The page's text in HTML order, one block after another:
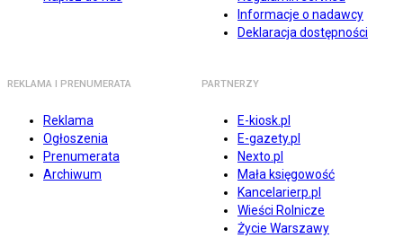
Informacje o nadawcy
Deklaracja dostępności
REKLAMA I PRENUMERATA
Reklama
Ogłoszenia
Prenumerata
Archiwum
PARTNERZY
E-kiosk.pl
E-gazety.pl
Nexto.pl
Mała księgowość
Kancelarierp.pl
Wieści Rolnicze
Życie Warszawy